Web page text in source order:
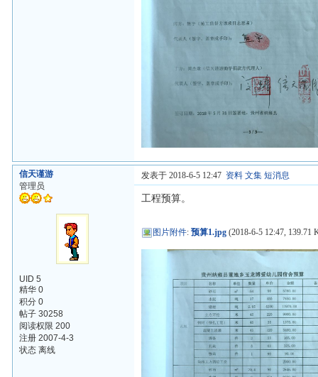
信天谨游
管理员
UID 5
精华 0
积分 0
帖子 30258
阅读权限 200
注册 2007-4-3
状态 离线
发表于 2018-6-5 12:47 资料 文集 短消息
工程预算。
图片附件:预算1.jpg (2018-6-5 12:47, 139.71